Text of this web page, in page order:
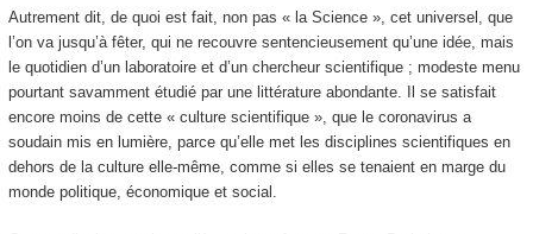
Autrement dit, de quoi est fait, non pas « la Science », cet universel, que
l’on va jusqu’à fêter, qui ne recouvre sentencieusement qu’une idée, mais
le quotidien d’un laboratoire et d’un chercheur scientifique ; modeste menu
pourtant savamment étudié par une littérature abondante. Il se satisfait
encore moins de cette « culture scientifique », que le coronavirus a
soudain mis en lumière, parce qu’elle met les disciplines scientifiques en
dehors de la culture elle-même, comme si elles se tenaient en marge du
monde politique, économique et social.